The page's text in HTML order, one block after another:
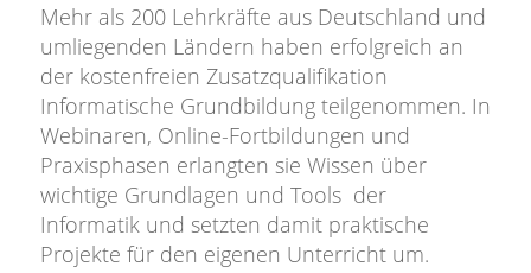
Mehr als 200 Lehrkräfte aus Deutschland und
umliegenden Ländern haben erfolgreich an
der kostenfreien Zusatzqualifikation
Informatische Grundbildung teilgenommen. In
Webinaren, Online-Fortbildungen und
Praxisphasen erlangten sie Wissen über
wichtige Grundlagen und Tools der
Informatik und setzten damit praktische
Projekte für den eigenen Unterricht um.